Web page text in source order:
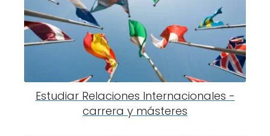
Estudiar Relaciones Internacionales -
carrera y másteres